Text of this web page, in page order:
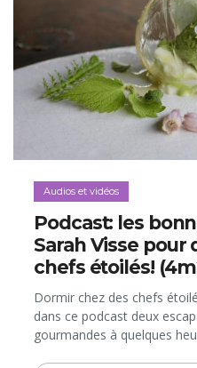
Audios et vidéos
Podcast: les
Sarah Visse
chefs étoilés!
Dormir chez des chefs
dans ce podcast deux
gourmandes à quelques